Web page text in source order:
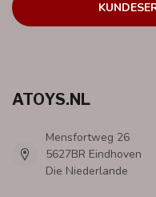
ATOYS.NL
Mensfortweg 26
5627BR Eindhoven
Die Niederlande